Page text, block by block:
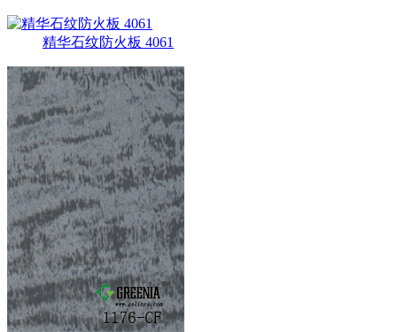
精华石纹防火板 4061